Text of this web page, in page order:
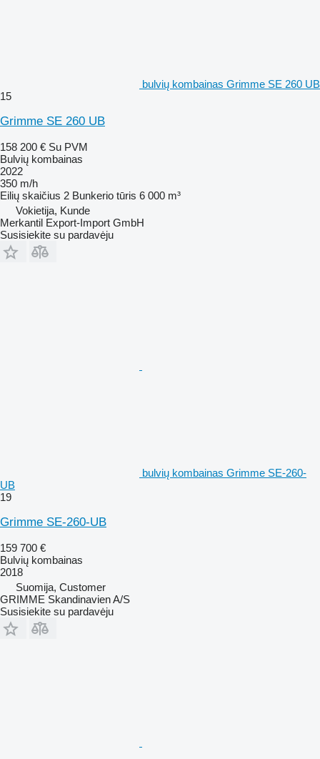
bulvių kombainas Grimme SE 260 UB
15
Grimme SE 260 UB
158 200 € Su PVM
Bulvių kombainas
2022
350 m/h
Eilių skaičius 2 Bunkerio tūris 6 000 m³
Vokietija, Kunde
Merkantil Export-Import GmbH
Susisiekite su pardavėju
bulvių kombainas Grimme SE-260-
UB
19
Grimme SE-260-UB
159 700 €
Bulvių kombainas
2018
Suomija, Customer
GRIMME Skandinavien A/S
Susisiekite su pardavėju